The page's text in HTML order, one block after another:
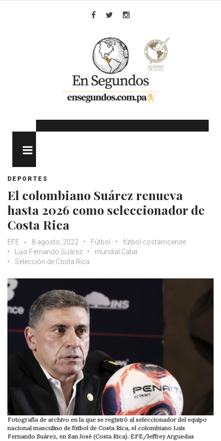
DEPORTES
El colombiano Suárez renueva
hasta 2026 como seleccionador de
Costa Rica
EFE 8 agosto, 2022 Fútbol
fútbol costarricense
Luis Fernando Suárez
mundial Catar
Selección de Costa Rica
Fotografía de archivo en la que se registró al seleccionador del equipo
nacional masculino de fútbol de Costa Rica, el colombiano Luis
Fernando Suárez, en San José (Costa Rica). EFE/Jeffrey Arguedas